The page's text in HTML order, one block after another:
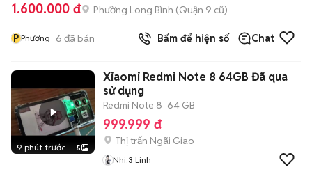
1.600.000 đ Phường Long Bình (Quận 9 cũ)
P Phương 6 đã bán Bấm để hiện số Chat
9 phút trước 5
Xiaomi Redmi Note 8 64GB Đã qua
sử dụng
Redmi Note 8 64 GB
999.999 đ
Thị trấn Ngãi Giao
Nhi:3 Linh